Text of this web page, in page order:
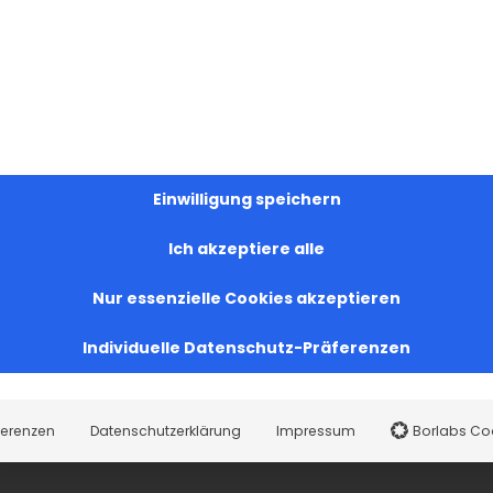
Einwilligung speichern
Ich akzeptiere alle
Nur essenzielle Cookies akzeptieren
Individuelle Datenschutz-Präferenzen
Datenschutzerklärung Impressum Borlabs